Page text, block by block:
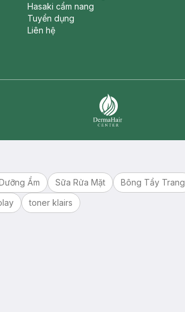
Hasaki cẩm nang
Tuyển dụng
Liên hệ
Ẩm Sữa Rửa Mặt Bông Tẩy Trang
toner klairs